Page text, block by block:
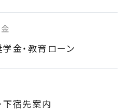
学金・教育ローン
下宿先案内
方
科技工専門学校